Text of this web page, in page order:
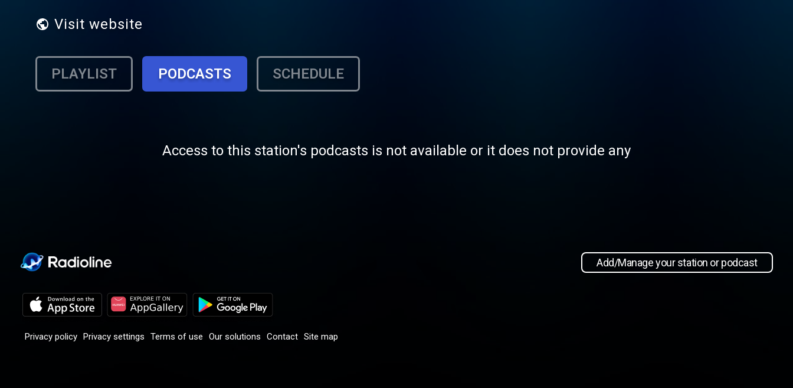
Visit website
PLAYLIST PODCASTS SCHEDULE
Access to this station's podcasts is not available or it does not provide any
Add/Manage your station or podcast
Privacy policy Privacy settings Terms of use Our solutions Contact Site map